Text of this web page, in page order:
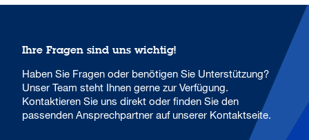
Ihre Fragen sind uns wichtig!
Haben Sie Fragen oder benötigen Sie Unterstützung?
Unser Team steht Ihnen gerne zur Verfügung.
Kontaktieren Sie uns direkt oder finden Sie den
passenden Ansprechpartner auf unserer Kontaktseite.